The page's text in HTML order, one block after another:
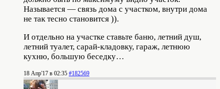
Называется — связь дома с участком, внутри дома
не так тесно становится )).
И отдельно на участке ставьте баню, летний душ,
летний туалет, сарай-кладовку, гараж, летнюю
кухню, большую беседку…
18 Апр'17 в 02:35 #182569